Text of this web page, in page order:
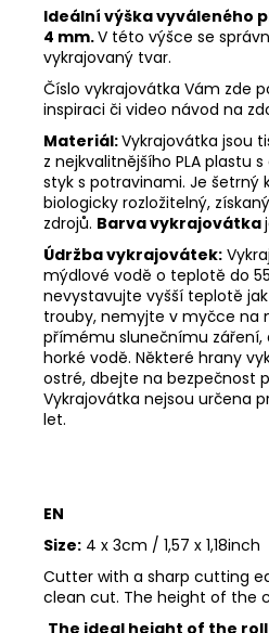
Ideální výška vyváleného
4 mm.V této výšce se
vykrajovaný tvar.
Číslo vykrajovátka Vám zde
inspiraci či video návod na
Materiál:Vykrajovátka jsou
z nejkvalitnějšího PLA plastu
styk s potravinami. Je šetrný
biologicky rozložitelný,
zdrojů. Barva vykrajovátka
Údržba vykrajovátek:
mýdlové vodě o teplotě do 55
nevystavujte vyšší teplotě jak
trouby, nemyjte v myčce na
přímému slunečnímu záření,
horké vodě. Některé hrany
ostré, dbejte na bezpečnost
Vykrajovátka nejsou určena
let.
EN
Size: 4 x 3cm / 1,57 x 1,18inch
Cutter with a sharp cutting
clean cut. The height of the
The ideal height of the